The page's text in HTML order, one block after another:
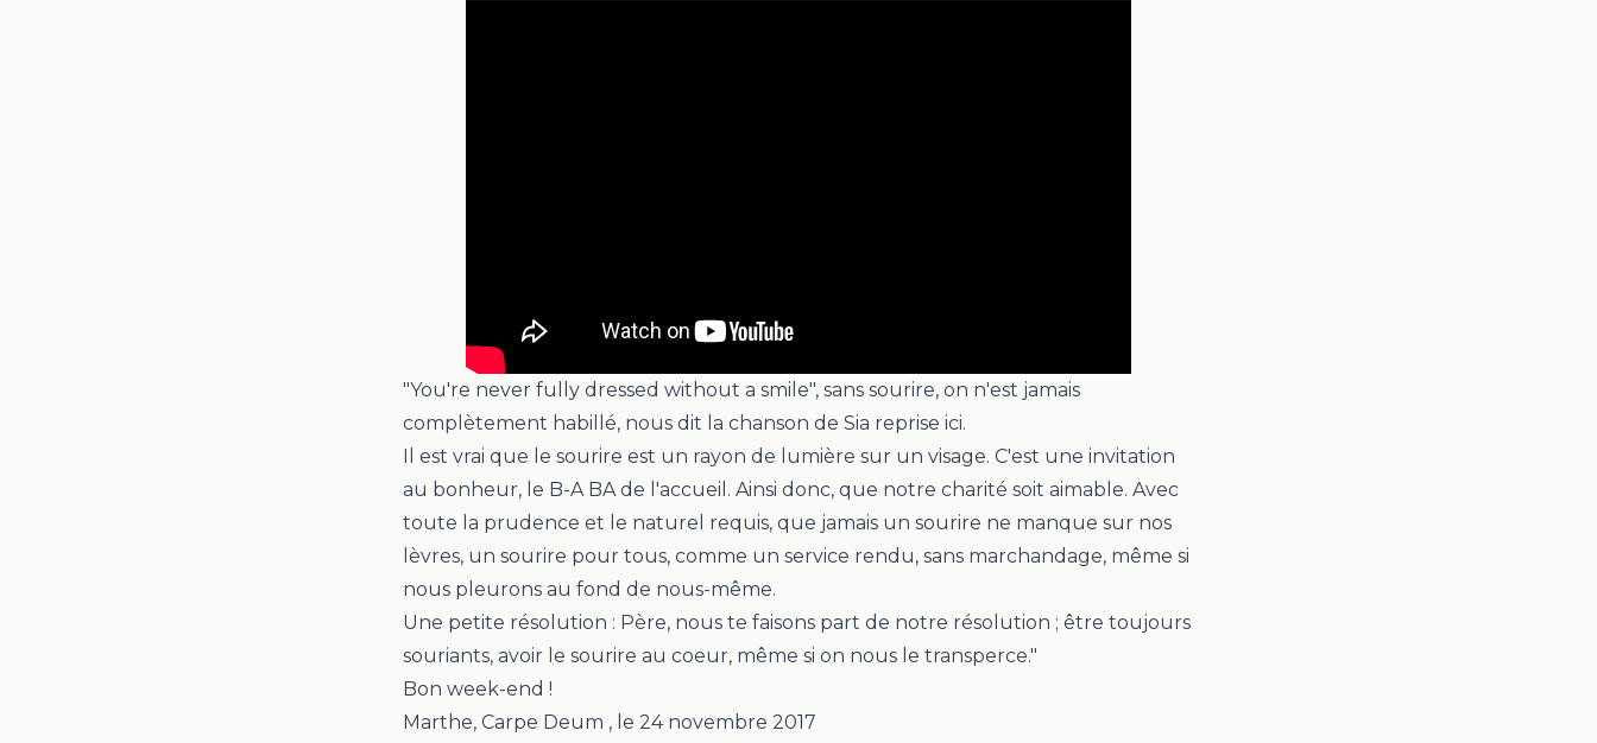
"You're never fully dressed without a smile", sans sourire, on n'est jamais
complètement habillé, nous dit la chanson de Sia reprise ici.
Il est vrai que le sourire est un rayon de lumière sur un visage. C'est une invitation
au bonheur, le B-A BA de l'accueil. Ainsi donc, que notre charité soit aimable. Avec
toute la prudence et le naturel requis, que jamais un sourire ne manque sur nos
lèvres, un sourire pour tous, comme un service rendu, sans marchandage, même si
nous pleurons au fond de nous-même.
Une petite résolution : Père, nous te faisons part de notre résolution ; être toujours
souriants, avoir le sourire au coeur, même si on nous le transperce."
Bon week-end !
Marthe, Carpe Deum , le 24 novembre 2017